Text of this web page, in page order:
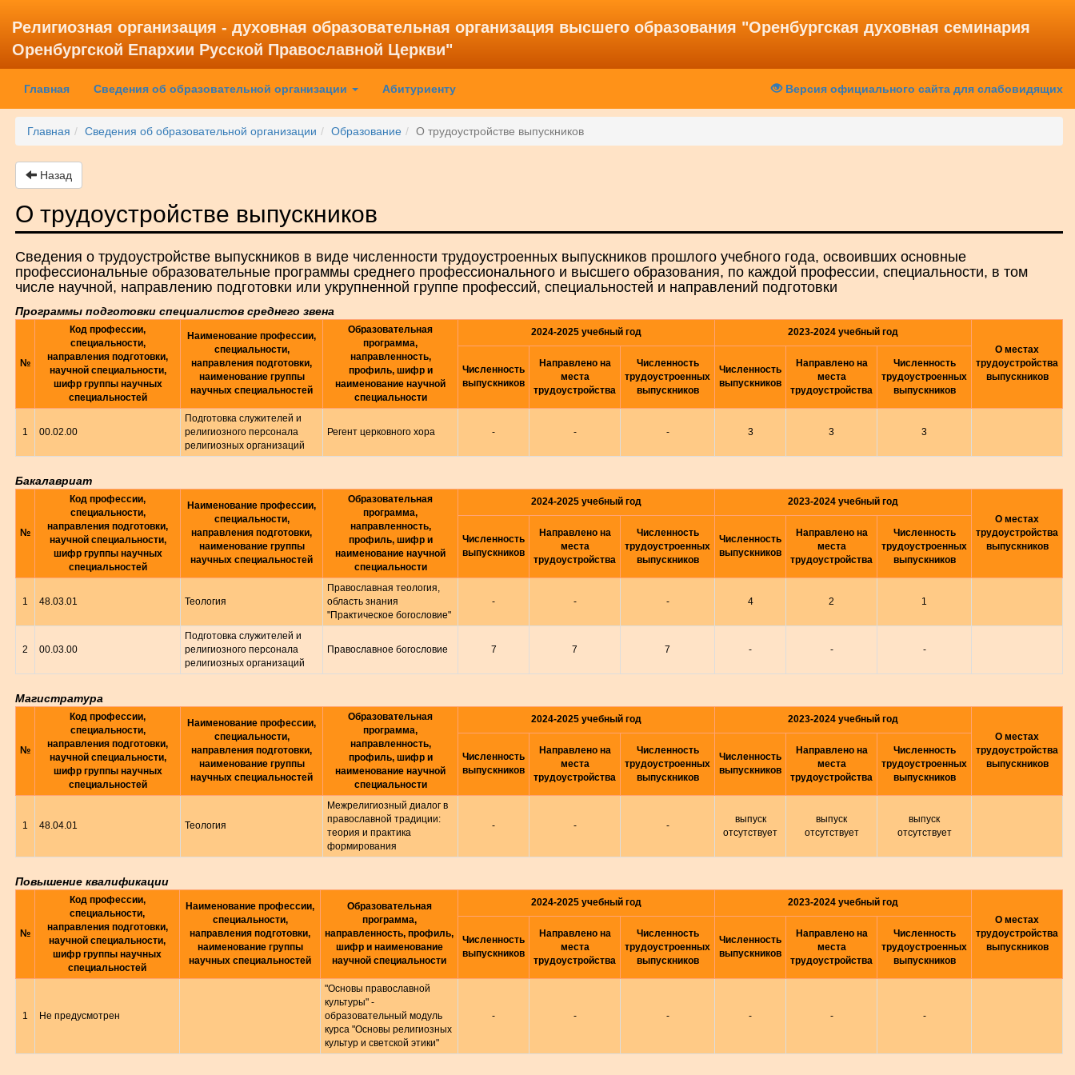
Религиозная организация - духовная образовательная организация высшего образования "Оренбургская духовная семинария
Оренбургской Епархии Русской Православной Церкви"
Главная(current)Сведения об образовательной организации Абитуриенту Версия официального сайта для слабовидящих
Главная Сведения об образовательной организации Образование О трудоустройстве выпускников
Назад
О трудоустройстве выпускников
Сведения о трудоустройстве выпускников в виде численности трудоустроенных выпускников прошлого учебного года, освоивших основные
профессиональные образовательные программы среднего профессионального и высшего образования, по каждой профессии, специальности, в том
числе научной, направлению подготовки или укрупненной группе профессий, специальностей и направлений подготовки
Программы подготовки специалистов среднего звена
№
Код профессии,
специальности,
направления подготовки,
научной специальности,
шифр группы научных
специальностей
Наименование профессии,
специальности,
направления подготовки,
наименование группы
научных специальностей
Образовательная
программа,
направленность,
профиль, шифр и
наименование научной
специальности
2024-2025 учебный год
2023-2024 учебный год
О местах
трудоустройства
выпускников
Численность
выпускников
Направлено на
места
трудоустройства
Численность
трудоустроенных
выпускников
Численность
выпускников
Направлено на
места
трудоустройства
Численность
трудоустроенных
выпускников
1 00.02.00
Подготовка служителей и
религиозного персонала
религиозных организаций
Регент церковного хора - - - 3 3 3
Бакалавриат
№
Код профессии,
специальности,
направления подготовки,
научной специальности,
шифр группы научных
специальностей
Наименование профессии,
специальности,
направления подготовки,
наименование группы
научных специальностей
Образовательная
программа,
направленность,
профиль, шифр и
наименование научной
специальности
2024-2025 учебный год
2023-2024 учебный год
О местах
трудоустройства
выпускников
Численность
выпускников
Направлено на
места
трудоустройства
Численность
трудоустроенных
выпускников
Численность
выпускников
Направлено на
места
трудоустройства
Численность
трудоустроенных
выпускников
1 48.03.01 Теология
Православная теология,
область знания
"Практическое богословие"
- - - 4 2 1
2 00.03.00
Подготовка служителей и
религиозного персонала
религиозных организаций
Православное богословие 7 7 7 - - -
Магистратура
№
Код профессии,
специальности,
направления подготовки,
научной специальности,
шифр группы научных
специальностей
Наименование профессии,
специальности,
направления подготовки,
наименование группы
научных специальностей
Образовательная
программа,
направленность,
профиль, шифр и
наименование научной
специальности
2024-2025 учебный год
2023-2024 учебный год
О местах
трудоустройства
выпускников
Численность
выпускников
Направлено на
места
трудоустройства
Численность
трудоустроенных
выпускников
Численность
выпускников
Направлено на
места
трудоустройства
Численность
трудоустроенных
выпускников
1 48.04.01 Теология
Межрелигиозный диалог в
православной традиции:
теория и практика
формирования
- - -
выпуск
отсутствует
выпуск
отсутствует
выпуск
отсутствует
Повышение квалификации
№
Код профессии,
специальности,
направления подготовки,
научной специальности,
шифр группы научных
специальностей
Наименование профессии,
специальности,
направления подготовки,
наименование группы
научных специальностей
Образовательная
программа,
направленность, профиль,
шифр и наименование
научной специальности
2024-2025 учебный год
2023-2024 учебный год
О местах
трудоустройства
выпускников
Численность
выпускников
Направлено на
места
трудоустройства
Численность
трудоустроенных
выпускников
Численность
выпускников
Направлено на
места
трудоустройства
Численность
трудоустроенных
выпускников
1 Не предусмотрен
"Основы православной
культуры" -
образовательный модуль
курса "Основы религиозных
культур и светской этики"
- - - - - -